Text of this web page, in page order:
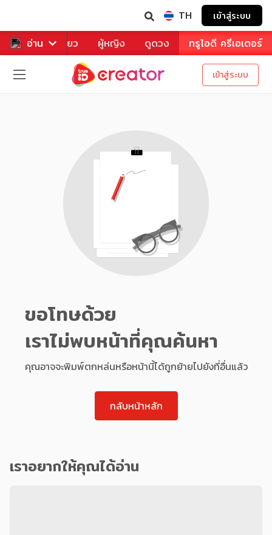
TH เข้าสู่ระบบ
อ่าน
หาร ท่องเที่ยว ผู้หญิง ดูดวง ทรูไอดี ครีเอเตอร์
เข้าสู่ระบบ
ขอโทษด้วย
เราไม่พบหน้าที่คุณค้นหา
คุณอาจจะพิมพ์ตกหล่นหรือหน้านี้ได้ถูกย้ายไปยังที่อื่นแล้ว
กลับหน้าหลัก
เราอยากให้คุณได้อ่าน